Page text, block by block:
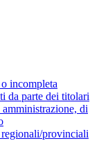
incompleta
da parte dei titolari
di
provinciali